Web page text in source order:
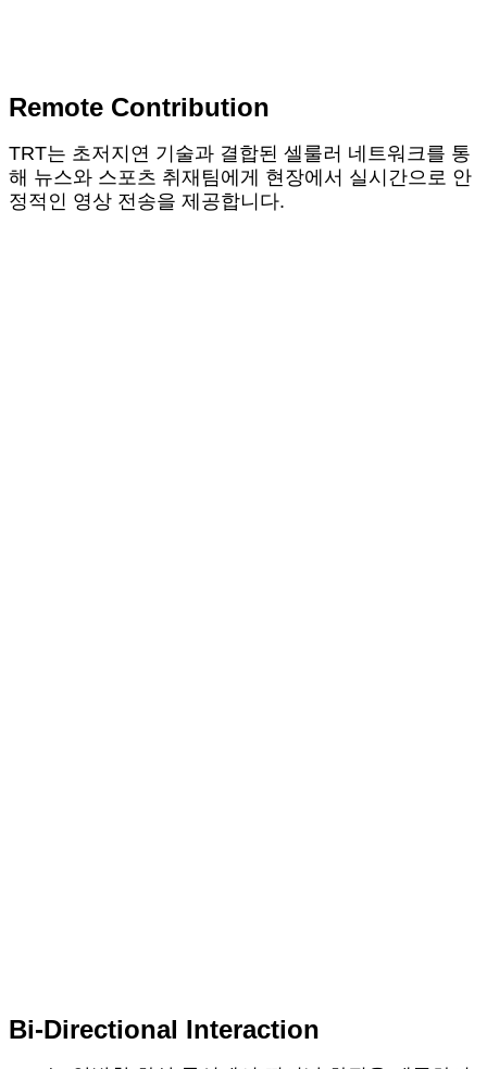
Remote Contribution
TRT는 초저지연 기술과 결합된 셀룰러 네트워크를 통
해 뉴스와 스포츠 취재팀에게 현장에서 실시간으로 안
정적인 영상 전송을 제공합니다.
Bi-Directional Interaction